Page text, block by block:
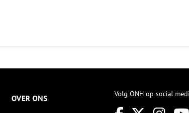
OVER ONS Volg ONH op social